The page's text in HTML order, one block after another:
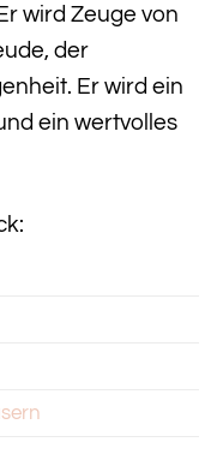
wird Zeuge von
der
Er wird ein
ein wertvolles